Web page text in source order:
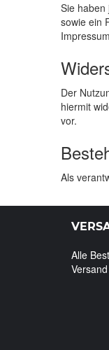
Sie
sowie ein
Der
hiermit
vor.
Als
Alle